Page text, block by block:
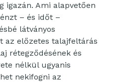
igazán. Ami alapvetően
– és időt –
látványos
az előzetes talajfeltárás
rétegződésének és
nélkül ugyanis
nekifogni az